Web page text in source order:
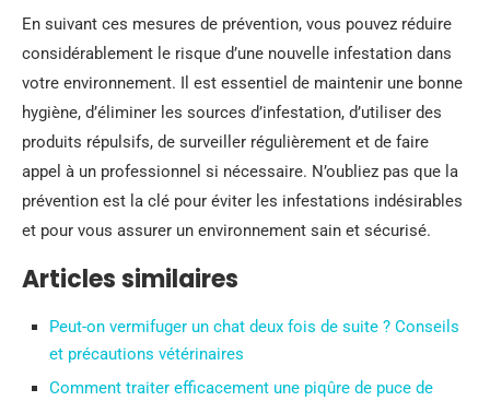
En suivant ces mesures de prévention, vous pouvez réduire
considérablement le risque d’une nouvelle infestation dans
votre environnement. Il est essentiel de maintenir une bonne
hygiène, d’éliminer les sources d’infestation, d’utiliser des
produits répulsifs, de surveiller régulièrement et de faire
appel à un professionnel si nécessaire. N’oubliez pas que la
prévention est la clé pour éviter les infestations indésirables
et pour vous assurer un environnement sain et sécurisé.
Articles similaires
Peut-on vermifuger un chat deux fois de suite ? Conseils
et précautions vétérinaires
Comment traiter efficacement une piqûre de puce de